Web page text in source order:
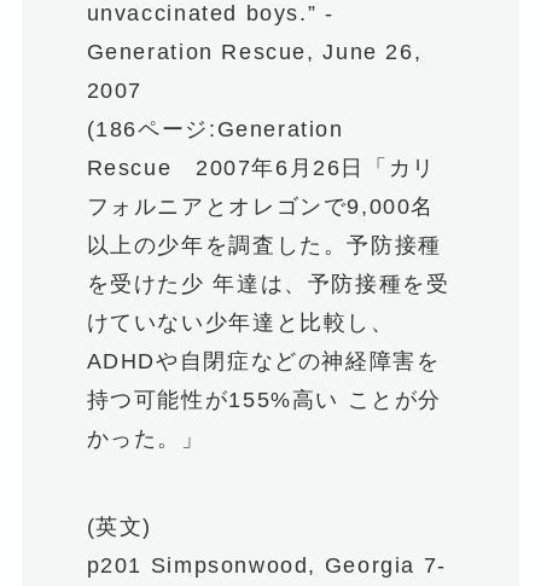
unvaccinated boys.” -
Generation Rescue, June 26,
2007
(186ページ:Generation
Rescue 2007年6月26日「カリ
フォルニアとオレゴンで9,000名
以上の少年を調査した。予防接種
を受けた少 年達は、予防接種を受
けていない少年達と比較し、
ADHDや自閉症などの神経障害を
持つ可能性が155%高い ことが分
かった。」
(英文)
p201 Simpsonwood, Georgia 7-